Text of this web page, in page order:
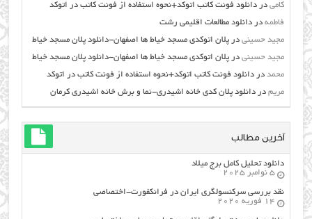
کامی دردانلود فونت کاتب اتوکد+نحوه استفاده از فونت کاتب در اتوکد
فاطمه دردانلود مطالعات اقليمي رشت
مجید حسینی درپلان اتوکدی مسجد خیاط ها اصفهان-دانلود پلان مسجد خیاط
مجید حسینی درپلان اتوکدی مسجد خیاط ها اصفهان-دانلود پلان مسجد خیاط
محمد دردانلود فونت کاتب اتوکد+نحوه استفاده از فونت کاتب در اتوکد
مریم دردانلود پلان کدی خانه اشیدری-نما و برش خانه اشیدری کرمان
آخرین مطالب
دانلود تحلیل کامل برج میلاد
5 نوامبر 2025
نقد بررسی سرکنسولگری ایران در فرانکفورت-اختصاصی
14 فوریه 2020